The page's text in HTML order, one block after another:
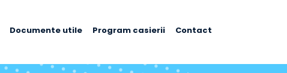
Documente utile Program casierii Contact